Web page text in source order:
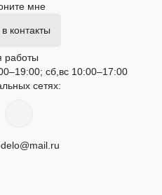
мне
контакты
работы
сб,вс 10:00–17:00
сетях: